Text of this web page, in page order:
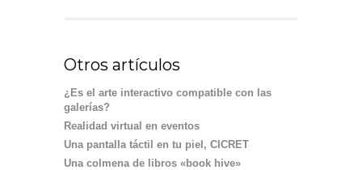
Otros artículos
¿Es el arte interactivo compatible con las
galerías?
Realidad virtual en eventos
Una pantalla táctil en tu piel, CICRET
Una colmena de libros «book hive»